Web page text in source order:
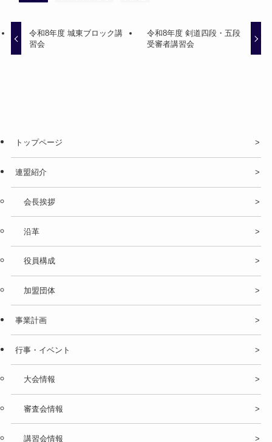
令和8年度 城東ブロック講
習会
令和8年度 剣道四段・五段
受審者講習会
トップページ
連盟紹介
会長挨拶
沿革
役員構成
加盟団体
事業計画
行事・イベント
大会情報
審査会情報
講習会情報